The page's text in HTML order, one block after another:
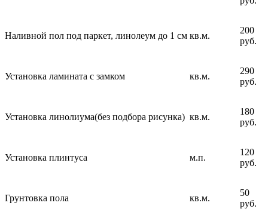
Наливной пол под паркет, линолеум до 1 см кв.м.
200
руб.
Установка ламината с замком кв.м.
290
руб.
Установка линолиума(без подбора рисунка) кв.м.
180
руб.
Установка плинтуса м.п.
120
руб.
Грунтовка пола кв.м.
50
руб.